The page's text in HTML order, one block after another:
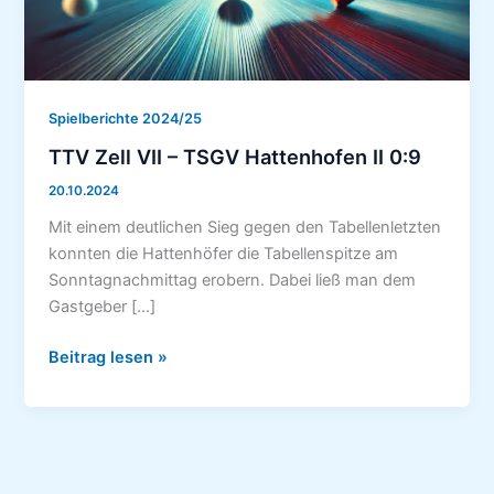
Spielberichte 2024/25
TTV Zell VII – TSGV Hattenhofen II 0:9
20.10.2024
Mit einem deutlichen Sieg gegen den Tabellenletzten
konnten die Hattenhöfer die Tabellenspitze am
Sonntagnachmittag erobern. Dabei ließ man dem
Gastgeber […]
TTV
VII
Beitrag lesen »